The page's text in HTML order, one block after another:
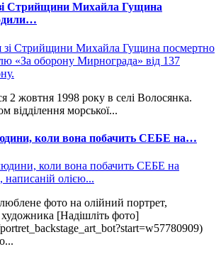
Стрийщини Михайла Гущина
2 жовтня 1998 року в селі Волосянка.
відділення морської...
коли вона побачить СЕБЕ на…
фото на олійний портрет,
[Надішліть фото]